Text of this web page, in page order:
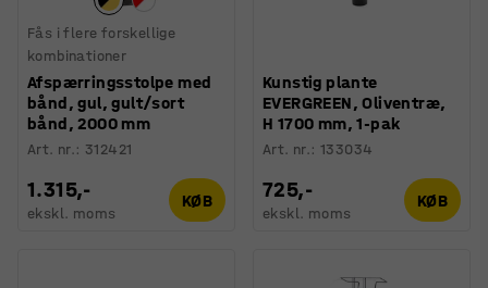
Fås i flere forskellige
kombinationer
Afspærringsstolpe med
bånd, gul, gult/sort
bånd, 2000 mm
Art. nr.: 312421
1.315,-
ekskl. moms
KØB
Kunstig plante
EVERGREEN, Oliventræ,
H 1700 mm, 1-pak
Art. nr.:133034
725,-
ekskl. moms
KØB